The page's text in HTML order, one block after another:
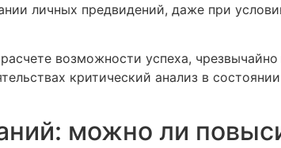
личных предвидений, даже при
возможности успеха,
критический анализ в
можно ли